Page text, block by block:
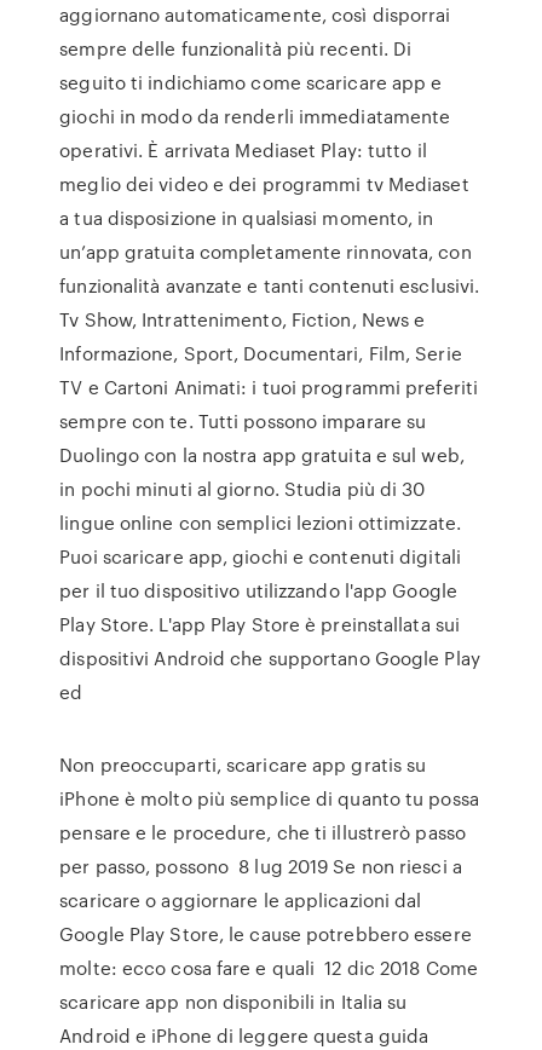
aggiornano automaticamente, così disporrai
sempre delle funzionalità più recenti. Di
seguito ti indichiamo come scaricare app e
giochi in modo da renderli immediatamente
operativi. È arrivata Mediaset Play: tutto il
meglio dei video e dei programmi tv Mediaset
a tua disposizione in qualsiasi momento, in
un’app gratuita completamente rinnovata, con
funzionalità avanzate e tanti contenuti esclusivi.
Tv Show, Intrattenimento, Fiction, News e
Informazione, Sport, Documentari, Film, Serie
TV e Cartoni Animati: i tuoi programmi preferiti
sempre con te. Tutti possono imparare su
Duolingo con la nostra app gratuita e sul web,
in pochi minuti al giorno. Studia più di 30
lingue online con semplici lezioni ottimizzate.
Puoi scaricare app, giochi e contenuti digitali
per il tuo dispositivo utilizzando l'app Google
Play Store. L'app Play Store è preinstallata sui
dispositivi Android che supportano Google Play
ed
Non preoccuparti, scaricare app gratis su
iPhone è molto più semplice di quanto tu possa
pensare e le procedure, che ti illustrerò passo
per passo, possono 8 lug 2019 Se non riesci a
scaricare o aggiornare le applicazioni dal
Google Play Store, le cause potrebbero essere
molte: ecco cosa fare e quali 12 dic 2018 Come
scaricare app non disponibili in Italia su
Android e iPhone di leggere questa guida